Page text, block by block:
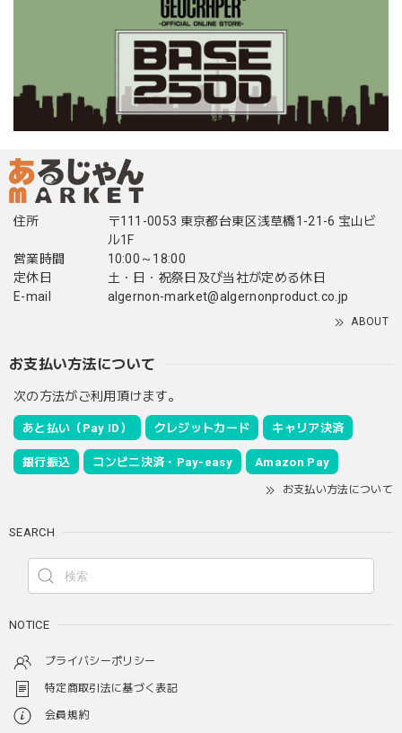
住所
〒111-0053 東京都台東区浅草橋1-21-6 宝山ビ
ル1F
営業時間
10:00～18:00
定休日
土・日・祝祭日及び当社が定める休日
E-mail
algernon-market@algernonproduct.co.jp
ABOUT
お支払い方法について
次の方法がご利用頂けます。
あと払い（Pay ID） クレジットカード キャリア決済
銀行振込 コンビニ決済・Pay-easy Amazon Pay
お支払い方法について
SEARCH
NOTICE
プライバシーポリシー
特定商取引法に基づく表記
会員規約